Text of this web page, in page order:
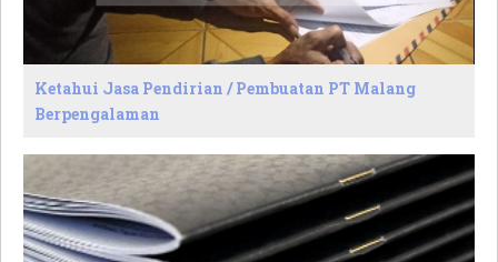
Ketahui Jasa Pendirian / Pembuatan PT Malang
Berpengalaman